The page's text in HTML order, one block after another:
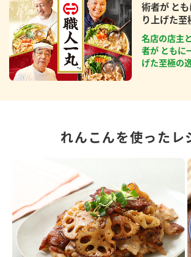
術者が と
り上げた至
名店の店主
者が ともに
げた至極の
れんこんを使ったレ